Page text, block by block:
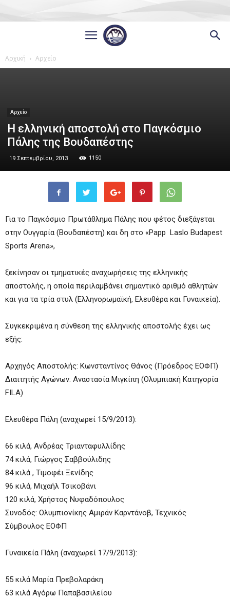
Αρχική Αρχείο
Αρχείο
Η ελληνική αποστολή στο Παγκόσμιο
Πάλης της Βουδαπέστης
19 Σεπτεμβρίου, 2013 1150
Για το Παγκόσμιο Πρωτάθλημα Πάλης που φέτος διεξάγεται
στην Ουγγαρία (Βουδαπέστη) και δη στο «Papp Laslo Budapest
Sports Arena»,
ξεκίνησαν οι τμηματικές αναχωρήσεις της ελληνικής
αποστολής, η οποία περιλαμβάνει σημαντικό αριθμό αθλητών
και για τα τρία στυλ (Ελληνορωμαϊκή, Ελευθέρα και Γυναικεία).
Συγκεκριμένα η σύνθεση της ελληνικής αποστολής έχει ως
εξής:
Αρχηγός Αποστολής: Κωνσταντίνος Θάνος (Πρόεδρος ΕΟΦΠ)
Διαιτητής Αγώνων: Αναστασία Μιγκίπη (Ολυμπιακή Κατηγορία
FILA)
Ελευθέρα Πάλη (αναχωρεί 15/9/2013):
66 κιλά, Ανδρέας Τριανταφυλλίδης
74 κιλά, Γιώργος Σαββούλιδης
84 κιλά , Τιμοφέι Ξενίδης
96 κιλά, Μιχαήλ Τσικοβάνι
120 κιλά, Χρήστος Νυφαδόπουλος
Συνοδός: Ολυμπιονίκης Αμιράν Καρντάνοβ, Τεχνικός
Σύμβουλος ΕΟΦΠ
Γυναικεία Πάλη (αναχωρεί 17/9/2013):
55 κιλά Μαρία Πρεβολαράκη
63 κιλά Αγόρω Παπαβασιλείου